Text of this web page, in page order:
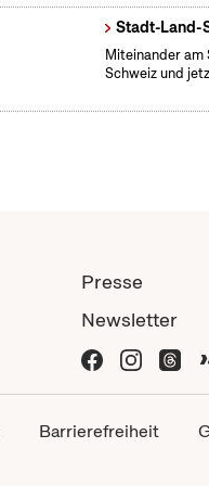
Stadt-Land-
Miteinander am
Schweiz und
Presse
Newsletter
Barrierefreiheit